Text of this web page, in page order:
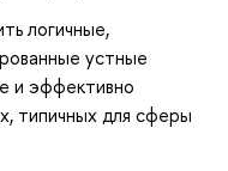
логичные,
устные
и эффективно
типичных для сферы